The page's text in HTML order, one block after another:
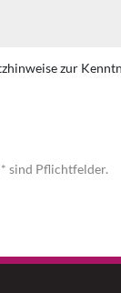
zur
sind Pflichtfelder.